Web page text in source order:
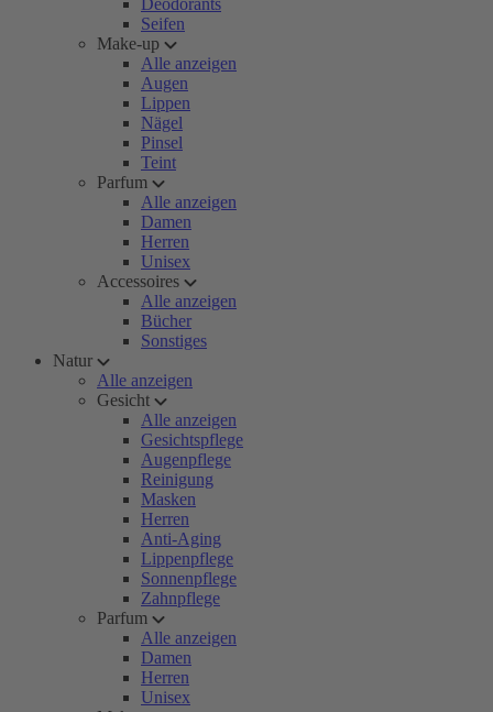
Deodorants
Seifen
Make-up
Alle anzeigen
Augen
Lippen
Nägel
Pinsel
Teint
Parfum
Alle anzeigen
Damen
Herren
Unisex
Accessoires
Alle anzeigen
Bücher
Sonstiges
Natur
Alle anzeigen
Gesicht
Alle anzeigen
Gesichtspflege
Augenpflege
Reinigung
Masken
Herren
Anti-Aging
Lippenpflege
Sonnenpflege
Zahnpflege
Parfum
Alle anzeigen
Damen
Herren
Unisex